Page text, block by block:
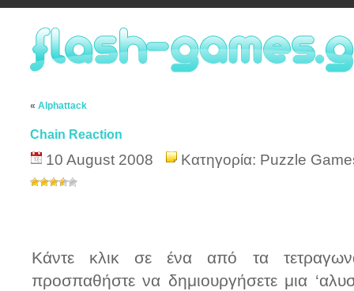
« Alphattack
Chain Reaction
10 August 2008 Κατηγορία: Puzzle
Κάντε κλικ σε ένα από τα
προσπαθήστε να δημιουργήσετε μια